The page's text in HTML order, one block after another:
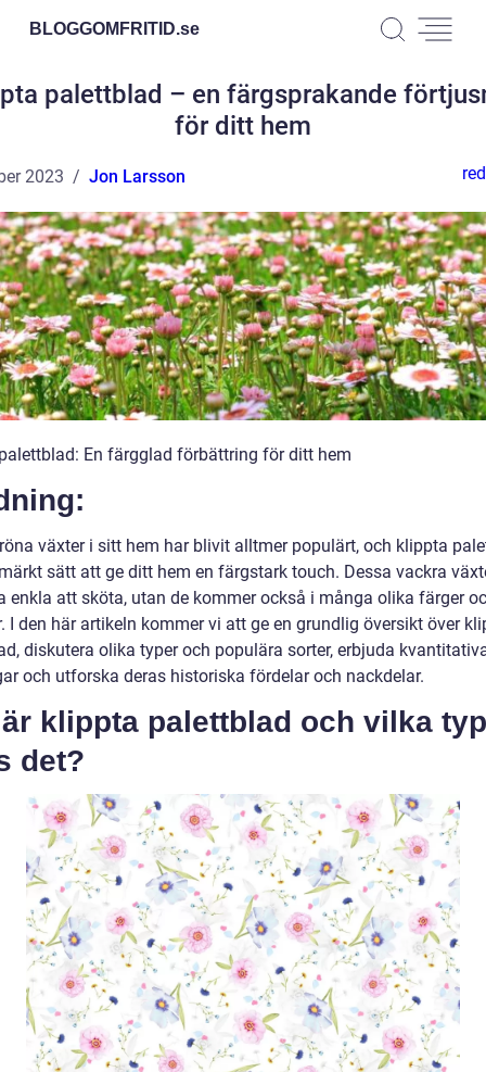
BLOGGOMFRITID.se
palettblad – en färgsprakande
för ditt hem
2023 Jon Larsson
En färgglad förbättring för ditt hem
växter i sitt hem har blivit alltmer populärt, och klippta
sätt att ge ditt hem en färgstark touch. Dessa vackra
enkla att sköta, utan de kommer också i många olika färger
I den här artikeln kommer vi att ge en grundlig översikt över
diskutera olika typer och populära sorter, erbjuda
och utforska deras historiska fördelar och nackdelar.
är klippta palettblad och vilka
det?